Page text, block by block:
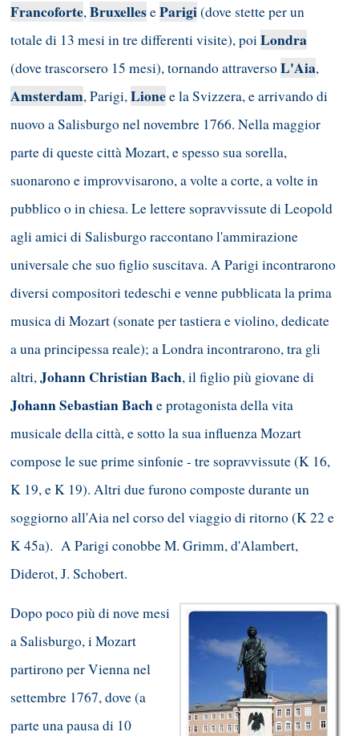
Francoforte,BruxelleseParigi(dove stette per un
totale di 13 mesi in tre differenti visite), poiLondra
(dove trascorsero 15 mesi), tornando attraversoL'Aia,
Amsterdam, Parigi,Lionee la Svizzera, e arrivando di
nuovo a Salisburgo nel novembre 1766. Nella maggior
parte di queste città Mozart, e spesso sua sorella,
suonarono e improvvisarono, a volte a corte, a volte in
pubblico o in chiesa. Le lettere sopravvissute di Leopold
agli amici di Salisburgo raccontano l'ammirazione
universale che suo figlio suscitava. A Parigi incontrarono
diversi compositori tedeschi e venne pubblicata la prima
musica di Mozart (sonate per tastiera e violino, dedicate
a una principessa reale); a Londra incontrarono, tra gli
altri,Johann Christian Bach, il figlio più giovane di
Johann Sebastian Bache protagonista della vita
musicale della città, e sotto la sua influenza Mozart
compose le sue prime sinfonie - tre sopravvissute (K 16,
K 19, e K 19). Altri due furono composte durante un
soggiorno all'Aia nel corso del viaggio di ritorno (K 22 e
K 45a). A Parigi conobbe M. Grimm, d'Alambert,
Diderot, J. Schobert.
Dopo poco più di nove mesi
a Salisburgo, i Mozart
partirono per Vienna nel
settembre 1767, dove (a
parte una pausa di 10